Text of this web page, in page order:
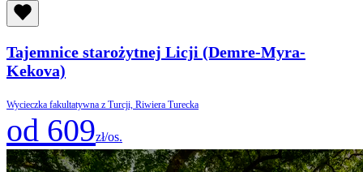
Tajemnice starożytnej Licji (Demre-Myra-
Kekova)
Wycieczka fakultatywna z Turcji, Riwiera Turecka
od 609zł/os.